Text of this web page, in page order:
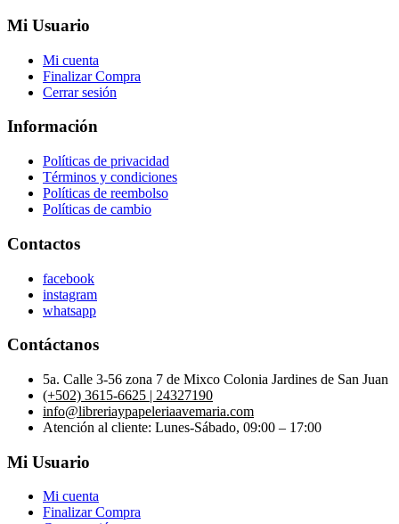
Mi Usuario
Mi cuenta
Finalizar Compra
Cerrar sesión
Información
Políticas de privacidad
Términos y condiciones
Políticas de reembolso
Políticas de cambio
Contactos
facebook
instagram
whatsapp
Contáctanos
5a. Calle 3-56 zona 7 de Mixco Colonia Jardines de San Juan
(+502) 3615-6625 | 24327190
info@libreriaypapeleriaavemaria.com
Atención al cliente: Lunes-Sábado, 09:00 – 17:00
Mi Usuario
Mi cuenta
Finalizar Compra